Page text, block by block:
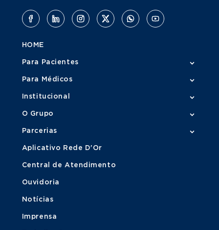
HOME
Para Pacientes
Para Médicos
Institucional
O Grupo
Parcerias
Aplicativo Rede D'Or
Central de Atendimento
Ouvidoria
Notícias
Imprensa